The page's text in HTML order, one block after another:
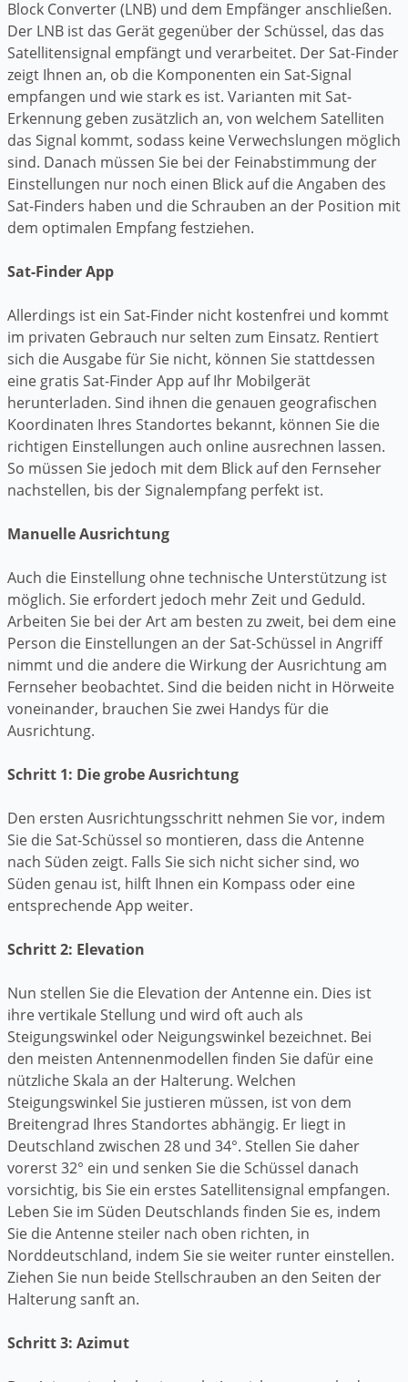
Block Converter (LNB) und dem Empfänger anschließen.
Der LNB ist das Gerät gegenüber der Schüssel, das das
Satellitensignal empfängt und verarbeitet. Der Sat-Finder
zeigt Ihnen an, ob die Komponenten ein Sat-Signal
empfangen und wie stark es ist. Varianten mit Sat-
Erkennung geben zusätzlich an, von welchem Satelliten
das Signal kommt, sodass keine Verwechslungen möglich
sind. Danach müssen Sie bei der Feinabstimmung der
Einstellungen nur noch einen Blick auf die Angaben des
Sat-Finders haben und die Schrauben an der Position mit
dem optimalen Empfang festziehen.
Sat-Finder App
Allerdings ist ein Sat-Finder nicht kostenfrei und kommt
im privaten Gebrauch nur selten zum Einsatz. Rentiert
sich die Ausgabe für Sie nicht, können Sie stattdessen
eine gratis Sat-Finder App auf Ihr Mobilgerät
herunterladen. Sind ihnen die genauen geografischen
Koordinaten Ihres Standortes bekannt, können Sie die
richtigen Einstellungen auch online ausrechnen lassen.
So müssen Sie jedoch mit dem Blick auf den Fernseher
nachstellen, bis der Signalempfang perfekt ist.
Manuelle Ausrichtung
Auch die Einstellung ohne technische Unterstützung ist
möglich. Sie erfordert jedoch mehr Zeit und Geduld.
Arbeiten Sie bei der Art am besten zu zweit, bei dem eine
Person die Einstellungen an der Sat-Schüssel in Angriff
nimmt und die andere die Wirkung der Ausrichtung am
Fernseher beobachtet. Sind die beiden nicht in Hörweite
voneinander, brauchen Sie zwei Handys für die
Ausrichtung.
Schritt 1: Die grobe Ausrichtung
Den ersten Ausrichtungsschritt nehmen Sie vor, indem
Sie die Sat-Schüssel so montieren, dass die Antenne
nach Süden zeigt. Falls Sie sich nicht sicher sind, wo
Süden genau ist, hilft Ihnen ein Kompass oder eine
entsprechende App weiter.
Schritt 2: Elevation
Nun stellen Sie die Elevation der Antenne ein. Dies ist
ihre vertikale Stellung und wird oft auch als
Steigungswinkel oder Neigungswinkel bezeichnet. Bei
den meisten Antennenmodellen finden Sie dafür eine
nützliche Skala an der Halterung. Welchen
Steigungswinkel Sie justieren müssen, ist von dem
Breitengrad Ihres Standortes abhängig. Er liegt in
Deutschland zwischen 28 und 34°. Stellen Sie daher
vorerst 32° ein und senken Sie die Schüssel danach
vorsichtig, bis Sie ein erstes Satellitensignal empfangen.
Leben Sie im Süden Deutschlands finden Sie es, indem
Sie die Antenne steiler nach oben richten, in
Norddeutschland, indem Sie sie weiter runter einstellen.
Ziehen Sie nun beide Stellschrauben an den Seiten der
Halterung sanft an.
Schritt 3: Azimut